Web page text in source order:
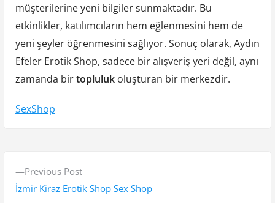
müşterilerine yeni bilgiler sunmaktadır. Bu
etkinlikler, katılımcıların hem eğlenmesini hem de
yeni şeyler öğrenmesini sağlıyor. Sonuç olarak, Aydın
Efeler Erotik Shop, sadece bir alışveriş yeri değil, aynı
zamanda birtoplulukoluşturan bir merkezdir.
SexShop
Previous PostP
r
İzmir Kiraz Erotik Shop Sex Shop